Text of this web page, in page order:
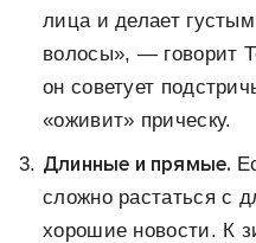
лица и делает
волосы», — говорит
он советует
«оживит» прическу.
Длинные и прямые.
сложно растаться с
хорошие новости. К